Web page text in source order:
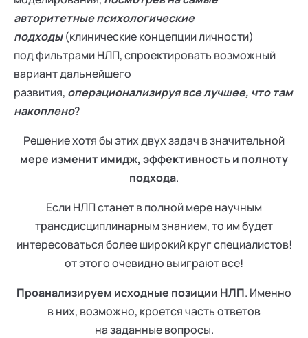
авторитетные психологические
подходы(клинические концепции личности)
под фильтрами НЛП, спроектировать возможный
вариант дальнейшего
развития, операционализируя все лучшее, что там
накоплено?
Решение хотя бы этих двух задач в значительной
мере изменит имидж, эффективность и полноту
подхода.
Если НЛП станет в полной мере научным
трансдисциплинарным знанием, то им будет
интересоваться более широкий круг специалистов!
от этого очевидно выиграют все!
Проанализируем исходные позиции НЛП. Именно
в них, возможно, кроется часть ответов
на заданные вопросы.